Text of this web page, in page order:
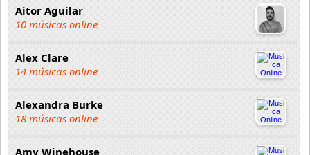
Aitor Aguilar
10 músicas online
Alex Clare
14 músicas online
Alexandra Burke
18 músicas online
Amy Winehouse